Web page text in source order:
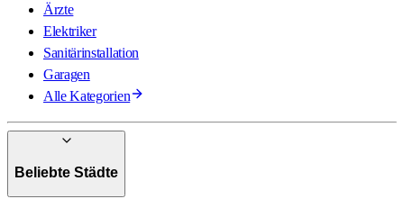
Ärzte
Elektriker
Sanitärinstallation
Garagen
Alle Kategorien
Beliebte Städte